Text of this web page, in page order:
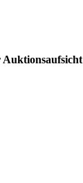
Auktionsaufsicht